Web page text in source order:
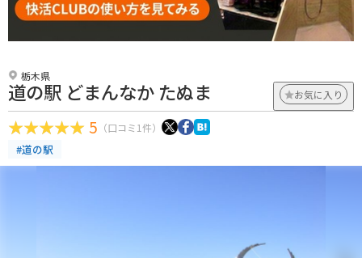
栃木県
道の駅 どまんなか たぬま お気に入り
5 （口コミ1件）
#道の駅